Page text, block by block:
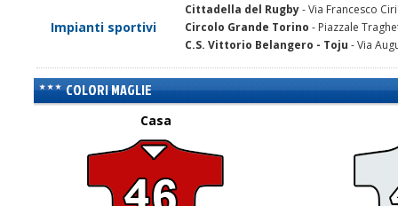
Impianti sportivi
Cittadella del Rugby- Via Francesco
Circolo Grande Torino - Piazzale
C.S. Vittorio Belangero - Toju - Via
COLORI MAGLIE
Casa